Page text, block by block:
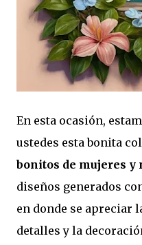
En esta ocasión,
ustedes esta bonita
bonitos de mujeres y
diseños generados
en donde se apreciar
detalles y la